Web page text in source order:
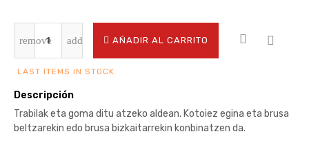
AÑADIR AL CARRITO
LAST ITEMS IN STOCK
Descripción
Trabilak eta goma ditu atzeko aldean. Kotoiez egina eta brusa
beltzarekin edo brusa bizkaitarrekin konbinatzen da.